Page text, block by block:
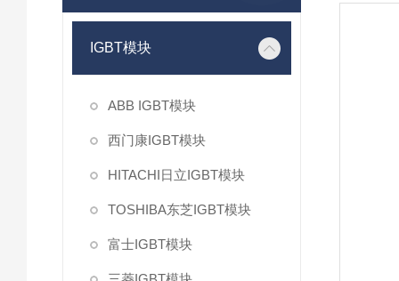
IGBT模块
ABB IGBT模块
西门康IGBT模块
HITACHI日立IGBT模块
TOSHIBA东芝IGBT模块
富士IGBT模块